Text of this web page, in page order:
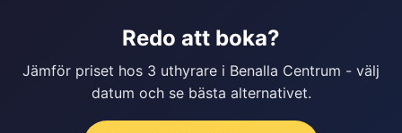
Redo att boka?
Jämför priset hos 3 uthyrare i Benalla Centrum - välj
datum och se bästa alternativet.